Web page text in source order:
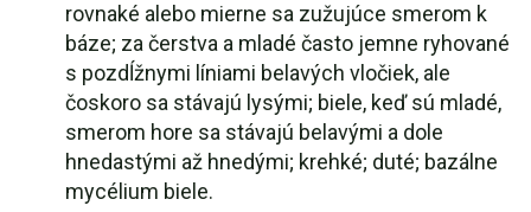
rovnaké alebo mierne sa zužujúce smerom k
báze; za čerstva a mladé často jemne ryhované
s pozdĺžnymi líniami belavých vločiek, ale
čoskoro sa stávajú lysými; biele, keď sú mladé,
smerom hore sa stávajú belavými a dole
hnedastými až hnedými; krehké; duté; bazálne
mycélium biele.